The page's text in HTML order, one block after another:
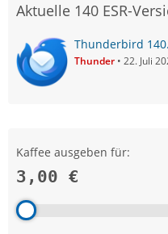
Aktuelle 140 ESR-
Thunderbird
Thunder 22. Juli
Kaffee ausgeben für:
3,00 €